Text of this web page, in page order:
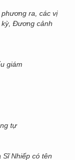
ra, các vị
Đương cảnh
giám
tự
Nhiếp có tên